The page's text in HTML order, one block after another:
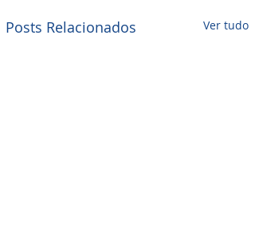
Posts Relacionados Ver tudo